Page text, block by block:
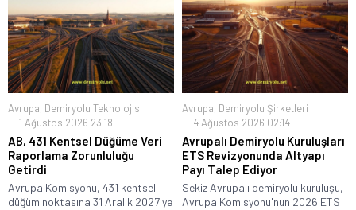
Avrupa, Demiryolu Teknolojisi
1 Ağustos 2026 23:18
AB, 431 Kentsel Düğüme Veri
Raporlama Zorunluluğu
Getirdi
Avrupa Komisyonu, 431 kentsel
düğüm noktasına 31 Aralık 2027'ye
Avrupa, Demiryolu Şirketleri
4 Ağustos 2026 02:14
Avrupalı Demiryolu Kuruluşları
ETS Revizyonunda Altyapı
Payı Talep Ediyor
Sekiz Avrupalı demiryolu kuruluşu,
Avrupa Komisyonu'nun 2026 ETS